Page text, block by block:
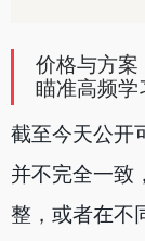
价格与方案
瞄准高频学
截至今天公开
并不完全一致
整，或者在不